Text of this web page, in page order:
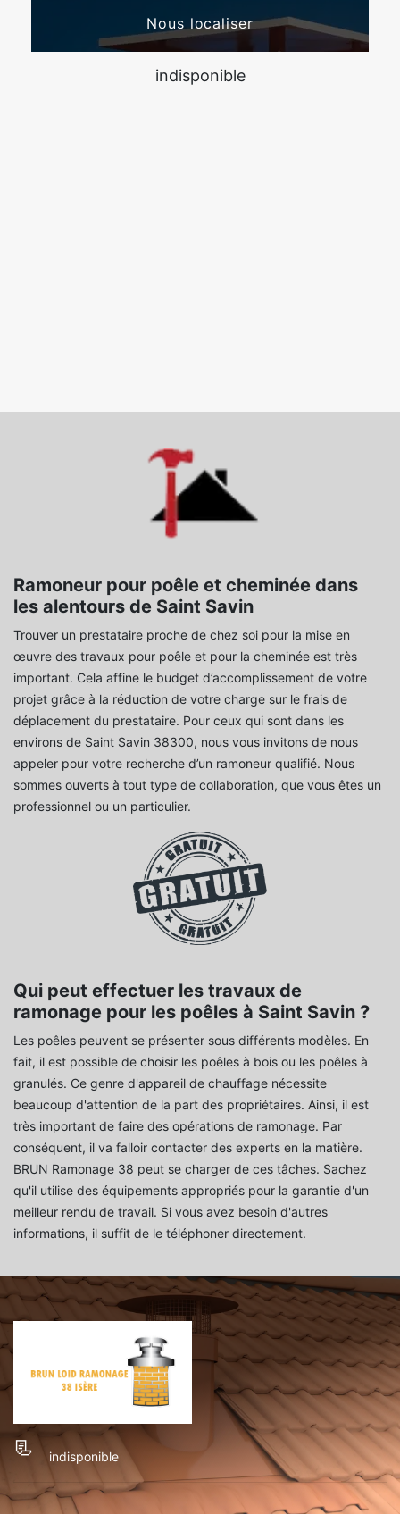
Nous localiser
indisponible
Ramoneur pour poêle et cheminée dans
les alentours de Saint Savin
Trouver un prestataire proche de chez soi pour la mise en
œuvre des travaux pour poêle et pour la cheminée est très
important. Cela affine le budget d’accomplissement de votre
projet grâce à la réduction de votre charge sur le frais de
déplacement du prestataire. Pour ceux qui sont dans les
environs de Saint Savin 38300, nous vous invitons de nous
appeler pour votre recherche d’un ramoneur qualifié. Nous
sommes ouverts à tout type de collaboration, que vous êtes un
professionnel ou un particulier.
Qui peut effectuer les travaux de
ramonage pour les poêles à Saint Savin ?
Les poêles peuvent se présenter sous différents modèles. En
fait, il est possible de choisir les poêles à bois ou les poêles à
granulés. Ce genre d'appareil de chauffage nécessite
beaucoup d'attention de la part des propriétaires. Ainsi, il est
très important de faire des opérations de ramonage. Par
conséquent, il va falloir contacter des experts en la matière.
BRUN Ramonage 38 peut se charger de ces tâches. Sachez
qu'il utilise des équipements appropriés pour la garantie d'un
meilleur rendu de travail. Si vous avez besoin d'autres
informations, il suffit de le téléphoner directement.
indisponible